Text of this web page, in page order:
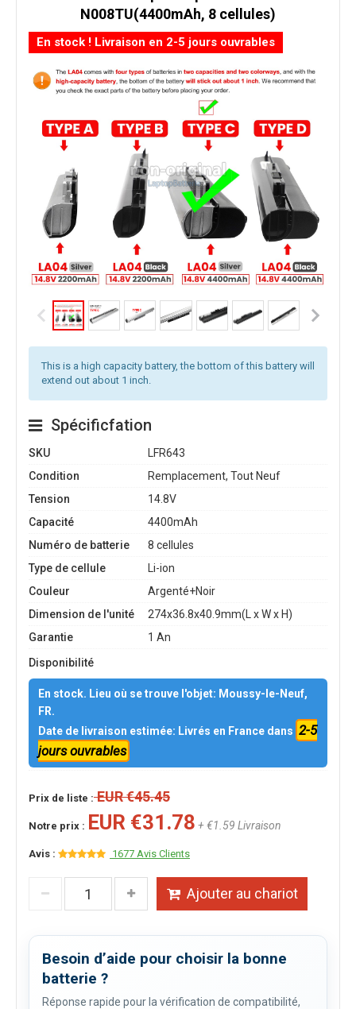
N008TU(4400mAh, 8 cellules)
En stock ! Livraison en 2-5 jours ouvrables
This is a high capacity battery, the bottom of this battery will
extend out about 1 inch.
Spécificfation
SKU
LFR643
Condition
Remplacement, Tout Neuf
Tension
14.8V
Capacité
4400mAh
Numéro de batterie
8 cellules
Type de cellule
Li-ion
Couleur
Argenté+Noir
Dimension de l'unité
274x36.8x40.9mm(L x W x H)
Garantie
1 An
Disponibilité
En stock. Lieu où se trouve l'objet: Moussy-le-Neuf,
FR.
Date de livraison estimée: Livrés en France dans 2-5
jours ouvrables
Prix de liste :EUR €45.45
Notre prix : EUR €31.78 + €1.59 Livraison
Avis : 1677 Avis Clients
Ajouter au chariot
Besoin d’aide pour choisir la bonne
batterie ?
Réponse rapide pour la vérification de compatibilité,